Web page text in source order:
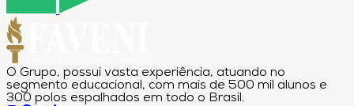
O Grupo, possui vasta experiência, atuando no
segmento educacional, com mais de 500 mil alunos e
300 polos espalhados em todo o Brasil.